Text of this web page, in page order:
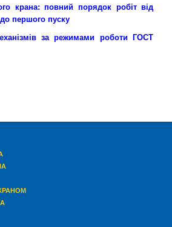
крана: повний порядок робіт від
першого пуску
за режимами роботи ГОСТ